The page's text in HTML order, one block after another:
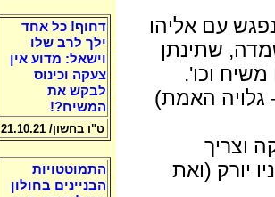
עם אליהו
שתינתן
וכו'.
גלויה האמת)
וצריך
יורק (ואת
דחוף! כל אחד
ילך לרב שלו
וישאל: מדוע אין
צעקה וכינוס
לבקש את
המשיח?!
ט"ו בחשון/ 21.10.21
התמוטטויות
הבניינים בחולון